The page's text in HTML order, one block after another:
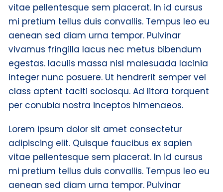
vitae pellentesque sem placerat. In id cursus
mi pretium tellus duis convallis. Tempus leo eu
aenean sed diam urna tempor. Pulvinar
vivamus fringilla lacus nec metus bibendum
egestas. Iaculis massa nisl malesuada lacinia
integer nunc posuere. Ut hendrerit semper vel
class aptent taciti sociosqu. Ad litora torquent
per conubia nostra inceptos himenaeos.
Lorem ipsum dolor sit amet consectetur
adipiscing elit. Quisque faucibus ex sapien
vitae pellentesque sem placerat. In id cursus
mi pretium tellus duis convallis. Tempus leo eu
aenean sed diam urna tempor. Pulvinar